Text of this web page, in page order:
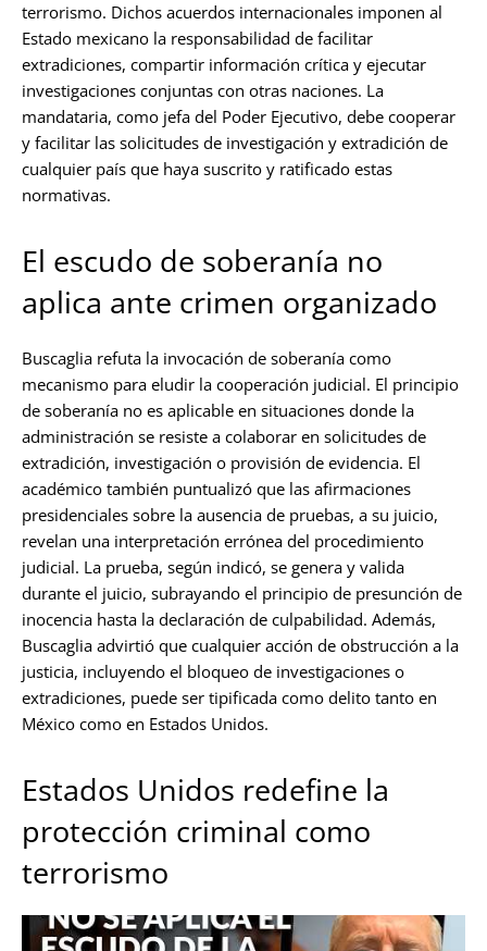
terrorismo. Dichos acuerdos internacionales imponen al
Estado mexicano la responsabilidad de facilitar
extradiciones, compartir información crítica y ejecutar
investigaciones conjuntas con otras naciones. La
mandataria, como jefa del Poder Ejecutivo, debe cooperar
y facilitar las solicitudes de investigación y extradición de
cualquier país que haya suscrito y ratificado estas
normativas.
El escudo de soberanía no
aplica ante crimen organizado
Buscaglia refuta la invocación de soberanía como
mecanismo para eludir la cooperación judicial. El principio
de soberanía no es aplicable en situaciones donde la
administración se resiste a colaborar en solicitudes de
extradición, investigación o provisión de evidencia. El
académico también puntualizó que las afirmaciones
presidenciales sobre la ausencia de pruebas, a su juicio,
revelan una interpretación errónea del procedimiento
judicial. La prueba, según indicó, se genera y valida
durante el juicio, subrayando el principio de presunción de
inocencia hasta la declaración de culpabilidad. Además,
Buscaglia advirtió que cualquier acción de obstrucción a la
justicia, incluyendo el bloqueo de investigaciones o
extradiciones, puede ser tipificada como delito tanto en
México como en Estados Unidos.
Estados Unidos redefine la
protección criminal como
terrorismo